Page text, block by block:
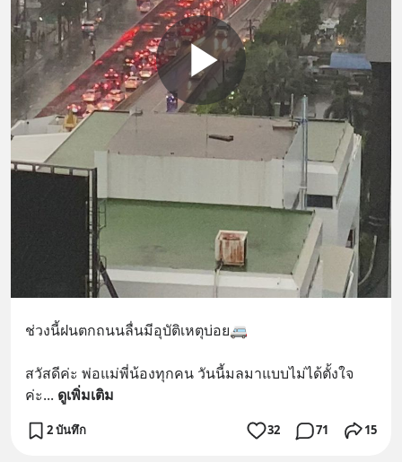
ช่วงนี้ฝนตกถนนลื่นมีอุบัติเหตุบ่อย🚐
สวัสดีค่ะ พ่อแม่พี่น้องทุกคน วันนี้มลมาแบบไม่ได้ตั้งใจ
ค่ะ... ดูเพิ่มเติม
2 บันทึก 32 71 15